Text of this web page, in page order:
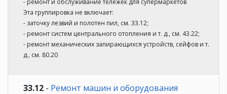
- ремонт и обслуживание тележек для супермаркетов
Эта группировка не включает:
- заточку лезвий и полотен пил, см. 33.12;
- ремонт систем центрального отопления и т. д., см. 43.22;
- ремонт механических запирающихся устройств, сейфов и т.
д., см. 80.20
33.12 - Ремонт машин и оборудования